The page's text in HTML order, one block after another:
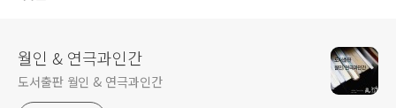
월인 & 연극과인간
도서출판 월인 & 연극과인간